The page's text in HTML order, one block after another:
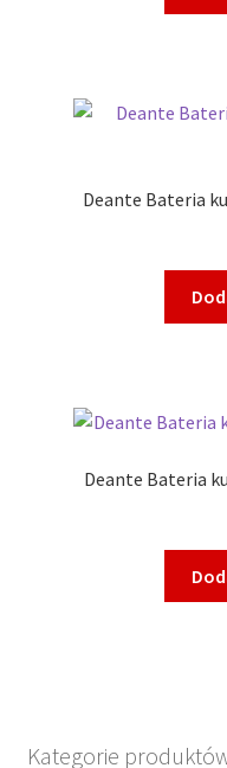
Deante Bateria
Deante Bateria
Kategorie